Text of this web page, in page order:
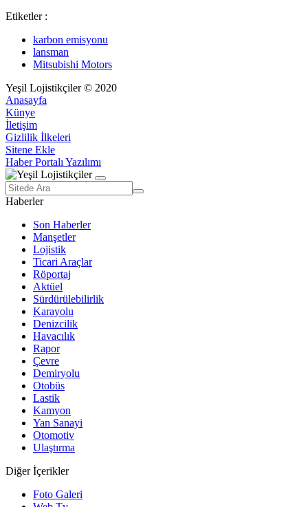
Etiketler :
karbon emisyonu
lansman
Mitsubishi Motors
Yeşil Lojistikçiler © 2020
Anasayfa
Künye
İletişim
Gizlilik İlkeleri
Sitene Ekle
Haber Portalı Yazılımı
Haberler
Son Haberler
Manşetler
Lojistik
Ticari Araçlar
Röportaj
Aktüel
Sürdürülebilirlik
Karayolu
Denizcilik
Havacılık
Rapor
Çevre
Demiryolu
Otobüs
Lastik
Kamyon
Yan Sanayi
Otomotiv
Ulaştırma
Diğer İçerikler
Foto Galeri